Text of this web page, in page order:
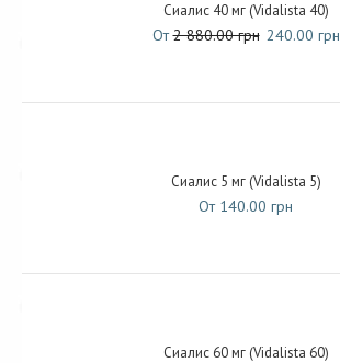
Сиалис 40 мг (Vidalista 40)
От2 880.00 грн 240.00 грн
Сиалис 5 мг (Vidalista 5)
От 140.00 грн
Сиалис 60 мг (Vidalista 60)